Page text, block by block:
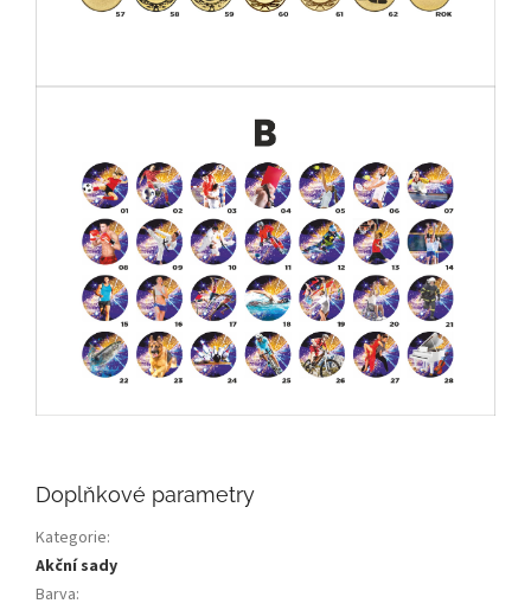
Doplňkové parametry
Kategorie:
Akční sady
Barva: